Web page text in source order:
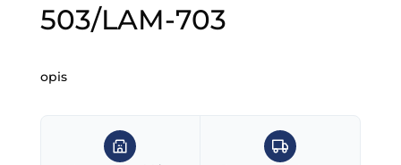
503/LAM-703
opis